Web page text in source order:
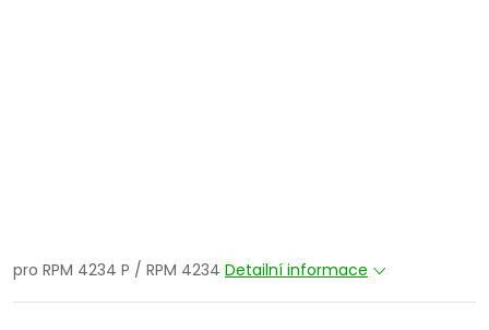
pro RPM 4234 P / RPM 4234 Detailní informace